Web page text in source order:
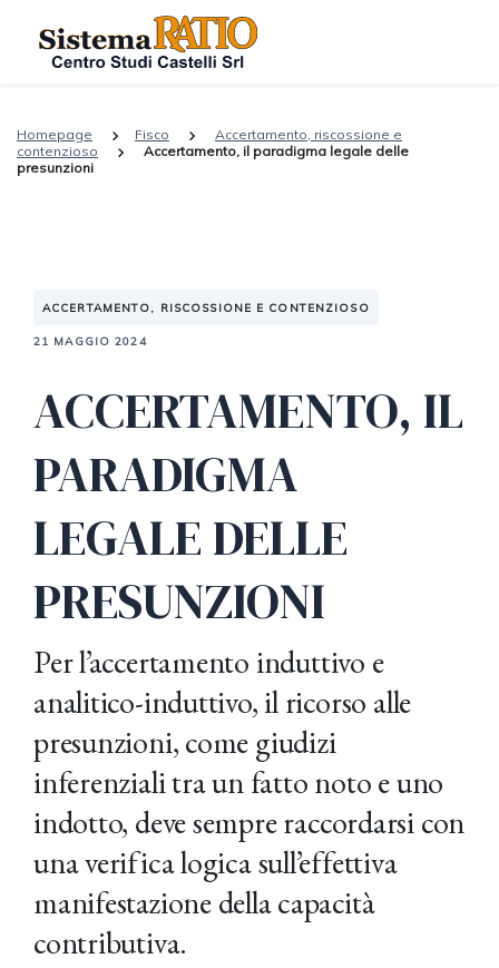
Homepage Fisco
Accertamento, riscossione e
contenzioso
Accertamento, il paradigma legale delle
presunzioni
ACCERTAMENTO, RISCOSSIONE E CONTENZIOSO
21 MAGGIO 2024
ACCERTAMENTO, IL
PARADIGMA
LEGALE DELLE
PRESUNZIONI
Per l’accertamento induttivo e
analitico-induttivo, il ricorso alle
presunzioni, come giudizi
inferenziali tra un fatto noto e uno
indotto, deve sempre raccordarsi con
una verifica logica sull’effettiva
manifestazione della capacità
contributiva.